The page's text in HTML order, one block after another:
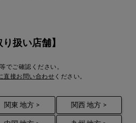
り扱い店舗】
でご確認ください。
直接お問い合わせ ください。
関東 地方 > 関西 地方 >